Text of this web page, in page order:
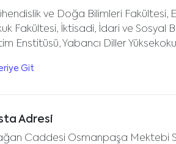
ve Doğa Bilimleri Fakültesi,
Fakültesi, İktisadi, İdari ve Sosyal
Enstitüsü, Yabancı Diller
Git
Adresi
Caddesi Osmanpaşa Mektebi